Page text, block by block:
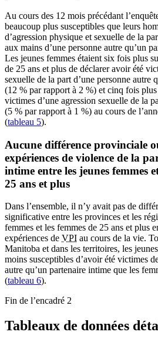
Au cours des 12 mois précédant
beaucoup plus susceptibles que leurs
d’agression physique et sexuelle de la
aux mains d’une personne autre qu’un
Les jeunes femmes étaient six fois plus
de 25 ans et plus de déclarer avoir été
sexuelle de la part d’une personne autre
(12 % par rapport à 2 %) et cinq fois plus
victimes d’une agression sexuelle de la
(5 % par rapport à 1 %) au cours de
(tableau 5).
Aucune différence provinciale
expériences de violence de la
intime entre les jeunes femmes
25 ans et plus
Dans l’ensemble, il n’y avait pas de
significative entre les provinces et les
femmes et les femmes de 25 ans et plus
expériences de VPI au cours de la vie.
Manitoba et dans les territoires, les
moins susceptibles d’avoir été victimes
autre qu’un partenaire intime que les
(tableau 6).
Fin de l’encadré 2
Tableaux de données